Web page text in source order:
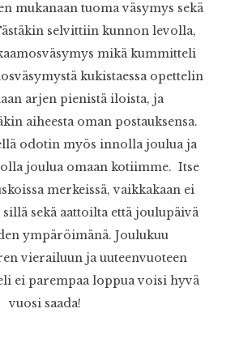
mukanaan tuoma väsymys sekä
selvittiin kunnon levolla,
mikä kummitteli
kukistaessa opettelin
arjen pienistä iloista, ja
aiheesta oman postauksensa.
odotin myös innolla joulua ja
joulua omaan kotiimme. Itse
merkeissä, vaikkakaan ei
sekä aattoilta että joulupäivä
ympäröimänä. Joulukuu
vierailuun ja uuteenvuoteen
ei parempaa loppua voisi hyvä
vuosi saada!